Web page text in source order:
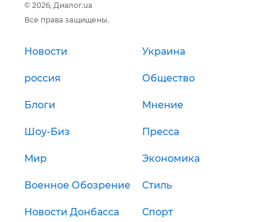
© 2026, Диалог.ua
Все права защищены.
Новости Украина
россия Общество
Блоги Мнение
Шоу-Биз Пресса
Мир Экономика
Военное Обозрение Стиль
Новости Донбасса Спорт